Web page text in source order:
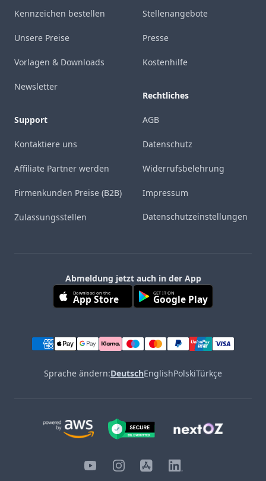
Kennzeichen bestellen
Unsere Preise
Vorlagen & Downloads
Newsletter
Support
Kontaktiere uns
Affiliate Partner werden
Firmenkunden Preise (B2B)
Zulassungsstellen
Stellenangebote
Presse
Kostenhilfe
Rechtliches
AGB
Datenschutz
Widerrufsbelehrung
Impressum
Datenschutzeinstellungen
Abmeldung jetzt auch in der App
Download on the
App Store GET IT ON
Google Play
Sprache ändern:DeutschEnglishPolskiTürkçe
YouTubeInstagram
iOS LinkedIn